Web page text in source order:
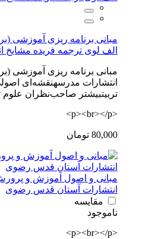
مبانی برنامه ریزی آموزشی
الف لوی ترجمه فریده مشایخ
مبانی برنامه ریزی آموزشی
انتشارات مدرسهنقشه‌ای
تربیتبیشتر صاحب‌نظران علوم
<p><br></p>
80,000 تومان
مبانی و اصول آموزش و
انتشارات آستان قدس رضوی
مقایسه
ناموجود
<p><br></p>